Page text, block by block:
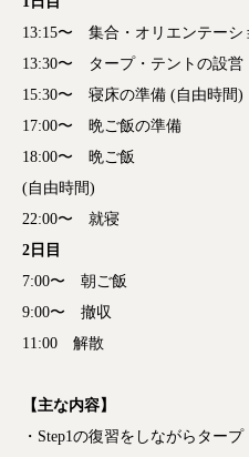
13:15〜 集合・オリエンテーシ
13:30〜 タープ・テントの設営
15:30〜 寝床の準備 (自由時間)
17:00〜 晩ご飯の準備
18:00〜 晩ご飯
(自由時間)
22:00〜 就寝
2日目
7:00〜 朝ご飯
9:00〜 撤収
11:00 解散
【主な内容】
・Step1の復習をしながらター